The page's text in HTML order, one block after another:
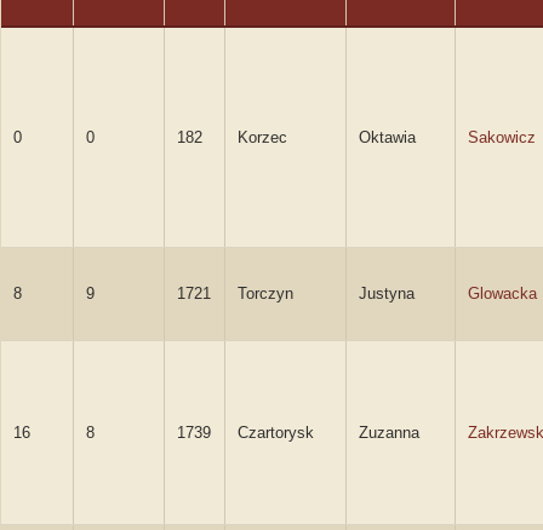
0 0 182 Korzec Oktawia Sakowicz
8 9 1721 Torczyn Justyna Glowacka
16 8 1739 Czartorysk Zuzanna